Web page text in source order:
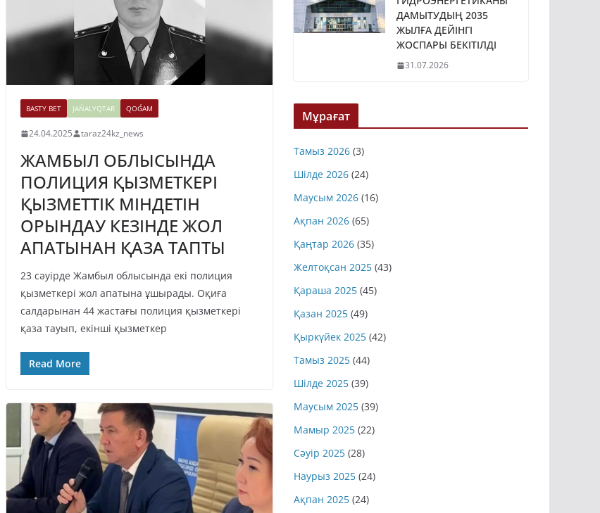
BASTY BET JAŃALYQTAR QOǴAM
24.04.2025 taraz24kz_news
ЖАМБЫЛ ОБЛЫСЫНДА
ПОЛИЦИЯ ҚЫЗМЕТКЕРІ
ҚЫЗМЕТТІК МІНДЕТІН
ОРЫНДАУ КЕЗІНДЕ ЖОЛ
АПАТЫНАН ҚАЗА ТАПТЫ
23 сәуірде Жамбыл облысында екі полиция
қызметкері жол апатына ұшырады. Оқиға
салдарынан 44 жастағы полиция қызметкері
қаза тауып, екінші қызметкер
Read More
ДАМЫТУДЫҢ 2035
ЖЫЛҒА ДЕЙІНГІ
ЖОСПАРЫ БЕКІТІЛДІ
31.07.2026
Мұрағат
Тамыз 2026 (3)
Шілде 2026 (24)
Маусым 2026 (16)
Ақпан 2026 (65)
Қаңтар 2026 (35)
Желтоқсан 2025 (43)
Қараша 2025 (45)
Қазан 2025 (49)
Қыркүйек 2025 (42)
Тамыз 2025 (44)
Шілде 2025 (39)
Маусым 2025 (39)
Мамыр 2025 (22)
Сәуір 2025 (28)
Наурыз 2025 (24)
Ақпан 2025 (24)